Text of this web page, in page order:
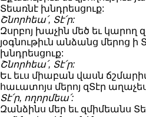
Տեառնէ խնդրեսցուք:
Շնորհեա՛, Տէ՛ր:
Զսրբոյ խաչին մեծ եւ կարող
յօգնութիւն անձանց մերոց ի
խնդրեսցուք:
Շնորհեա՛, Տէ՛ր:
Եւ եւս միաբան վասն
հաւատոյս մերոյ զՏէր
Տէ՛ր, ողորմեա՛:
Զանձինս մեր եւ զմիմեանս